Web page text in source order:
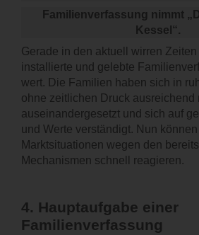
Familienverfassung nimmt
Kessel“.
Gerade in den aktuell wirren
installierte und gelebte
wert. Die Familien haben sich in
ohne zeitlichen Druck ausreichend
auseinandergesetzt und sich auf
und Werte verständigt. Nun
Marktsituationen wegen den
Mechanismen schnell reagieren.
4. Hauptaufgabe einer
Familienverfassung